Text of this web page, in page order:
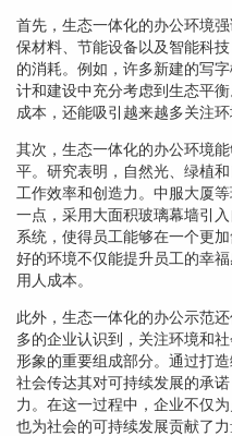
首先，生态一体化的办公环境
保材料、节能设备以及智能科
的消耗。例如，许多新建的写
计和建设中充分考虑到生态平
成本，还能吸引越来越多关注环
其次，生态一体化的办公环境
平。研究表明，自然光、绿植
工作效率和创造力。中服大厦
一点，采用大面积玻璃幕墙引
系统，使得员工能够在一个更
好的环境不仅能提升员工的幸
用人成本。
此外，生态一体化的办公示范
多的企业认识到，关注环境和
形象的重要组成部分。通过打
社会传达其对可持续发展的承
力。在这一过程中，企业不仅
也为社会的可持续发展贡献了力